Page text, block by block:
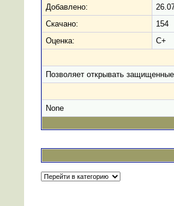
Добавлено:
Скачано:
154
Оценка:
C+
Позволяет открывать
None